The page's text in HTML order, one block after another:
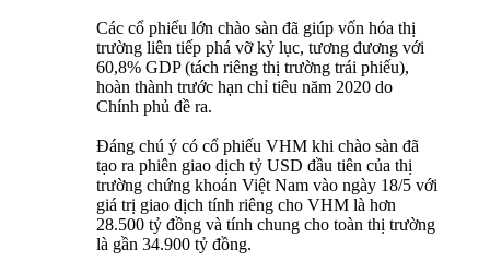
Các cổ phiếu lớn chào sàn đã giúp vốn hóa thị
trường liên tiếp phá vỡ kỷ lục, tương đương với
60,8% GDP (tách riêng thị trường trái phiếu),
hoàn thành trước hạn chỉ tiêu năm 2020 do
Chính phủ đề ra.
Đáng chú ý có cổ phiếu VHM khi chào sàn đã
tạo ra phiên giao dịch tỷ USD đầu tiên của thị
trường chứng khoán Việt Nam vào ngày 18/5 với
giá trị giao dịch tính riêng cho VHM là hơn
28.500 tỷ đồng và tính chung cho toàn thị trường
là gần 34.900 tỷ đồng.